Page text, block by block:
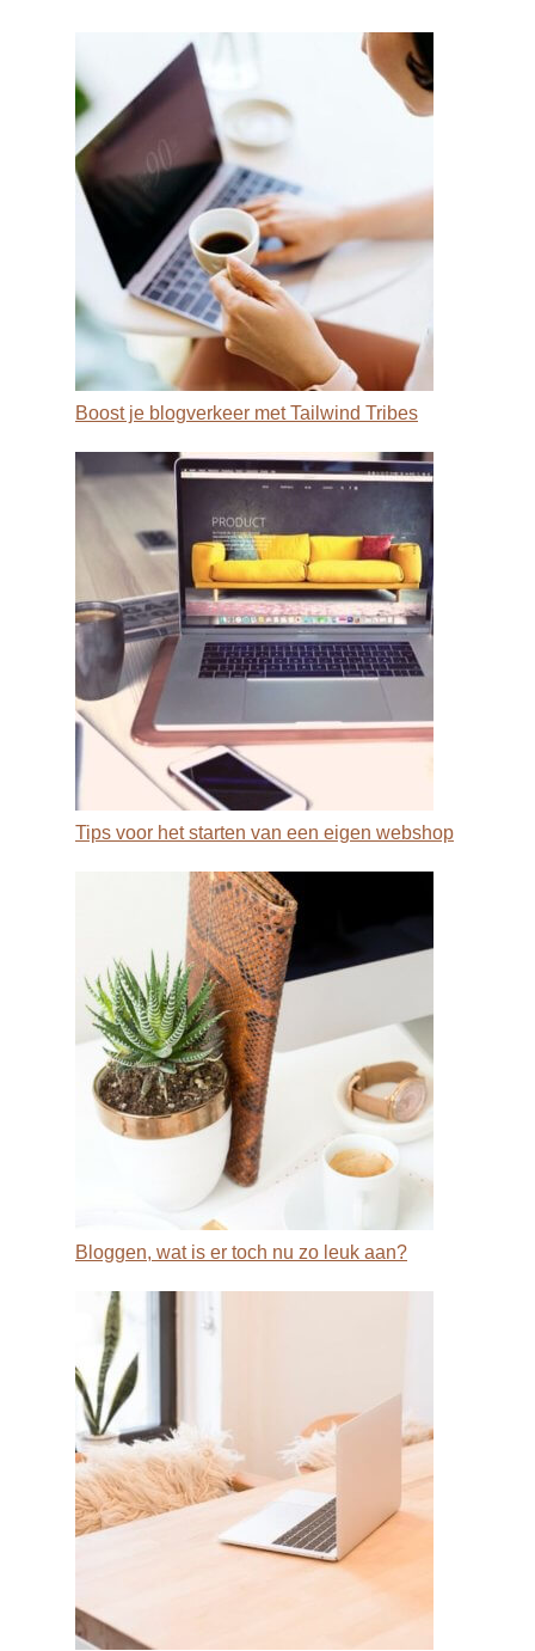
Boost je blogverkeer met Tailwind Tribes
Tips voor het starten van een eigen webshop
Bloggen, wat is er toch nu zo leuk aan?